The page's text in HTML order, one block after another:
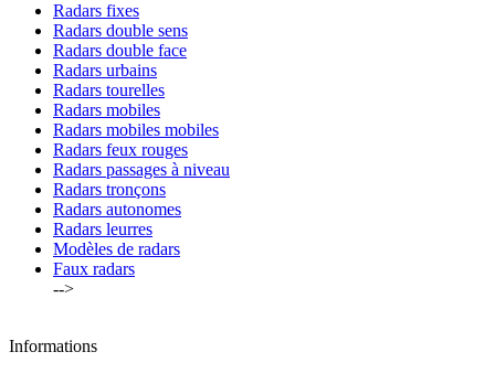
Radars fixes
Radars double sens
Radars double face
Radars urbains
Radars tourelles
Radars mobiles
Radars mobiles mobiles
Radars feux rouges
Radars passages à niveau
Radars tronçons
Radars autonomes
Radars leurres
Modèles de radars
Faux radars
-->
Informations